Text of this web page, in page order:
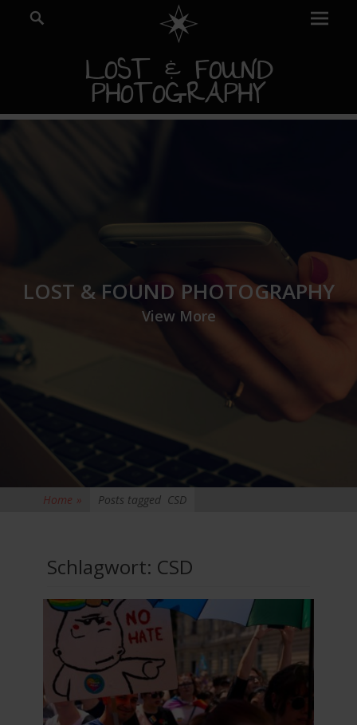
LOST & FOUND
PHOTOGRAPHY
Menu
LOST & FOUND PHOTOGRAPHY
View More
Home » Posts tagged CSD
Schlagwort: CSD